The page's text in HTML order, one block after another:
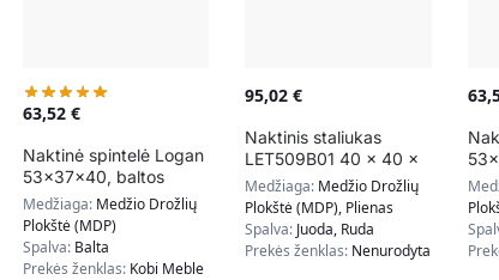
63,52 €
Naktinė spintelė Logan
53x37x40, baltos
spalvos
Medžiaga: Medžio Drožlių
Plokštė (MDP)
Spalva: Balta
Prekės ženklas: Kobi Meble
95,02€
Naktinis staliukas
LET509B01 40 x 40 x
60 cm ., ruda/juoda
Medžiaga: Medžio Drožlių
Plokštė (MDP), Plienas
Spalva: Juoda, Ruda
Prekės ženklas: Nenurodyta